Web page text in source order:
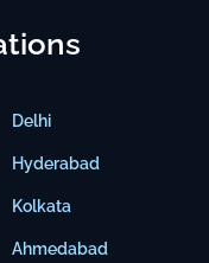
Delhi
Hyderabad
Kolkata
Ahmedabad